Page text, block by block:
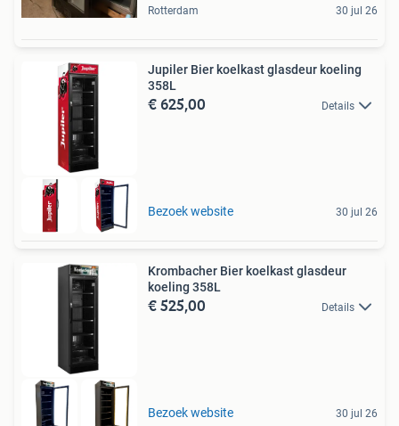
Rotterdam 30 jul 26
Jupiler Bier koelkast glasdeur koeling
358L
€ 625,00 Details
Bezoek website 30 jul 26
Krombacher Bier koelkast glasdeur
koeling 358L
€ 525,00 Details
Bezoek website 30 jul 26